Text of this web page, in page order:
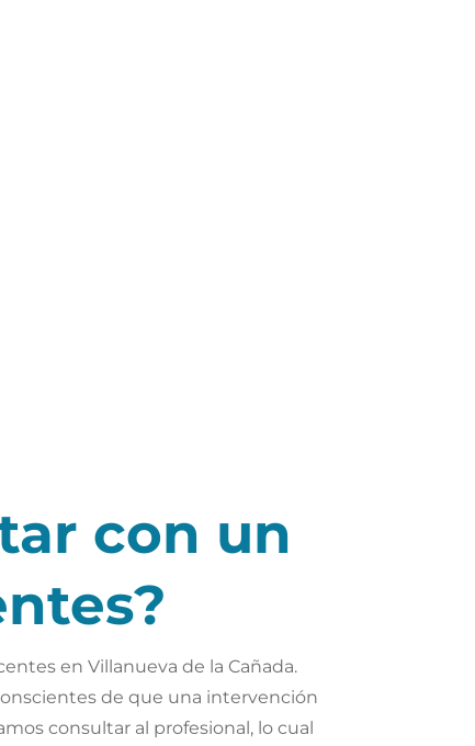
con un
en Villanueva de la Cañada.
de que una intervención
consultar al profesional, lo cual